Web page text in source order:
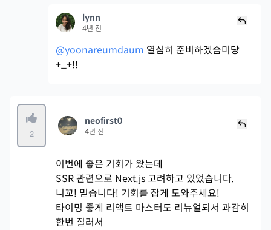
lynn
4년 전
@yoonareumdaum 열심히 준비하겠슴미당
+_+!!
2
neofirst0
4년 전
이번에 좋은 기회가 왔는데
SSR 관련으로 Next.js 고려하고 있었습니다.
니꼬! 믿습니다! 기회를 잡게 도와주세요!
타이밍 좋게 리액트 마스터도 리뉴얼되서 과감히
한번 질러서